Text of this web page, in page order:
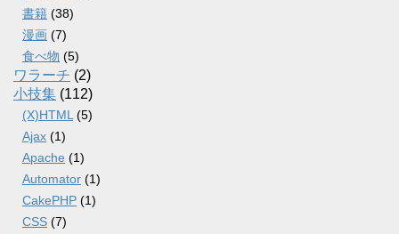
書籍 (38)
漫画 (7)
食べ物 (5)
ワラーチ (2)
小技集 (112)
(X)HTML (5)
Ajax (1)
Apache (1)
Automator (1)
CakePHP (1)
CSS (7)